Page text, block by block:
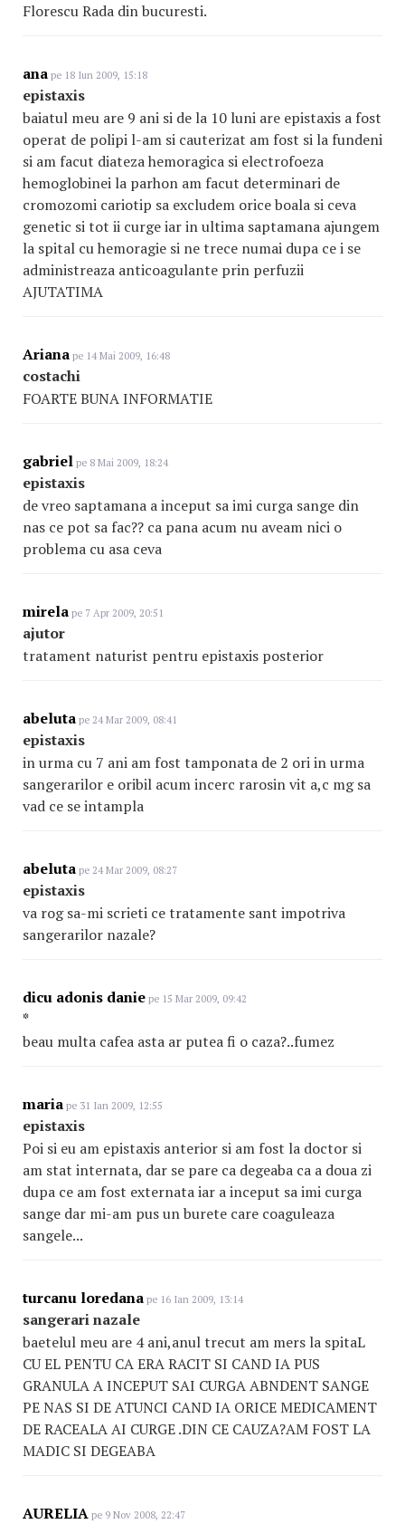
Florescu Rada din bucuresti.
ana pe 18 Iun 2009, 15:18
epistaxis
baiatul meu are 9 ani si de la 10 luni are epistaxis a fost
operat de polipi l-am si cauterizat am fost si la fundeni
si am facut diateza hemoragica si electrofoeza
hemoglobinei la parhon am facut determinari de
cromozomi cariotip sa excludem orice boala si ceva
genetic si tot ii curge iar in ultima saptamana ajungem
la spital cu hemoragie si ne trece numai dupa ce i se
administreaza anticoagulante prin perfuzii
AJUTATIMA
Ariana pe 14 Mai 2009, 16:48
costachi
FOARTE BUNA INFORMATIE
gabriel pe 8 Mai 2009, 18:24
epistaxis
de vreo saptamana a inceput sa imi curga sange din
nas ce pot sa fac?? ca pana acum nu aveam nici o
problema cu asa ceva
mirela pe 7 Apr 2009, 20:51
ajutor
tratament naturist pentru epistaxis posterior
abeluta pe 24 Mar 2009, 08:41
epistaxis
in urma cu 7 ani am fost tamponata de 2 ori in urma
sangerarilor e oribil acum incerc rarosin vit a,c mg sa
vad ce se intampla
abeluta pe 24 Mar 2009, 08:27
epistaxis
va rog sa-mi scrieti ce tratamente sant impotriva
sangerarilor nazale?
dicu adonis danie pe 15 Mar 2009, 09:42
*
beau multa cafea asta ar putea fi o caza?..fumez
maria pe 31 Ian 2009, 12:55
epistaxis
Poi si eu am epistaxis anterior si am fost la doctor si
am stat internata, dar se pare ca degeaba ca a doua zi
dupa ce am fost externata iar a inceput sa imi curga
sange dar mi-am pus un burete care coaguleaza
sangele...
turcanu loredana pe 16 Ian 2009, 13:14
sangerari nazale
baetelul meu are 4 ani,anul trecut am mers la spitaL
CU EL PENTU CA ERA RACIT SI CAND IA PUS
GRANULA A INCEPUT SAI CURGA ABNDENT SANGE
PE NAS SI DE ATUNCI CAND IA ORICE MEDICAMENT
DE RACEALA AI CURGE .DIN CE CAUZA?AM FOST LA
MADIC SI DEGEABA
AURELIA pe 9 Nov 2008, 22:47